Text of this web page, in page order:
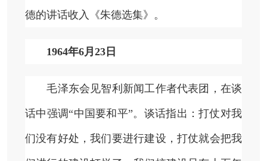
德的讲话收入《朱德选集》。
1964年6月23日
毛泽东会见智利新闻工作者代表团，在谈
话中强调“中国要和平”。谈话指出：打仗对我
们没有好处，我们要进行建设，打仗就会把我